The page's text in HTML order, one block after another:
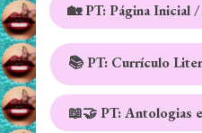
🏡 PT: Página Inicial
📚 PT: Currículo
📖🤝 PT: Antologias